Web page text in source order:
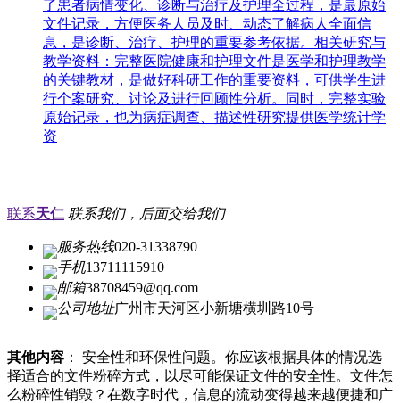
了患者病情变化、诊断与治疗及护理全过程，是最原始
文件记录，方便医务人员及时、动态了解病人全面信
息，是诊断、治疗、护理的重要参考依据。相关研究与
教学资料：完整医院健康和护理文件是医学和护理教学
的关键教材，是做好科研工作的重要资料，可供学生进
行个案研究、讨论及进行回顾性分析。同时，完整实验
原始记录，也为病症调查、描述性研究提供医学统计学
资
联系天仁 联系我们，后面交给我们
服务热线020-31338790
手机13711115910
邮箱38708459@qq.com
公司地址广州市天河区小新塘横圳路10号
其他内容 ： 安全性和环保性问题。你应该根据具体的情况选
择适合的文件粉碎方式，以尽可能保证文件的安全性。文件怎
么粉碎性销毁？在数字时代，信息的流动变得越来越便捷和广